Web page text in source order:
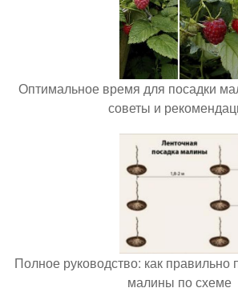
Оптимальное время для посадки
советы и
Полное руководство: как правильно
малины по схеме